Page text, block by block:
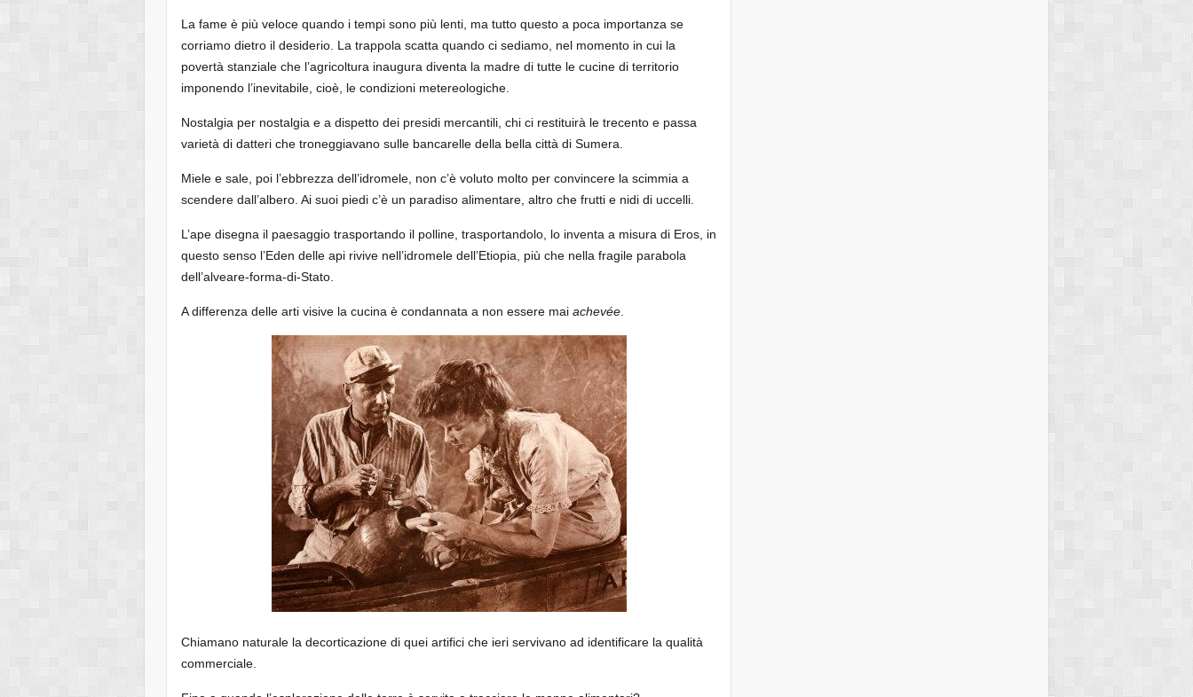
La fame è più veloce quando i tempi sono più lenti, ma tutto questo a poca importanza se
corriamo dietro il desiderio. La trappola scatta quando ci sediamo, nel momento in cui la
povertà stanziale che l’agricoltura inaugura diventa la madre di tutte le cucine di territorio
imponendo l’inevitabile, cioè, le condizioni metereologiche.
Nostalgia per nostalgia e a dispetto dei presidi mercantili, chi ci restituirà le trecento e passa
varietà di datteri che troneggiavano sulle bancarelle della bella città di Sumera.
Miele e sale, poi l’ebbrezza dell’idromele, non c’è voluto molto per convincere la scimmia a
scendere dall’albero. Ai suoi piedi c’è un paradiso alimentare, altro che frutti e nidi di uccelli.
L’ape disegna il paesaggio trasportando il polline, trasportandolo, lo inventa a misura di Eros, in
questo senso l’Eden delle api rivive nell’idromele dell’Etiopia, più che nella fragile parabola
dell’alveare-forma-di-Stato.
A differenza delle arti visive la cucina è condannata a non essere maiachevée
Chiamano naturale la decorticazione di quei artifici che ieri servivano ad identificare la qualità
commerciale.